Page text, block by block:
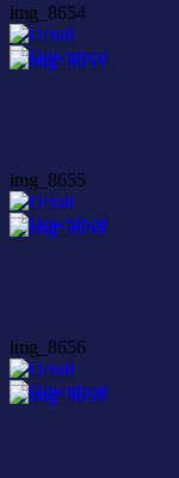
img_8654
img_8655
img_8656